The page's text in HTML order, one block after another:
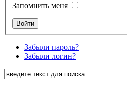
Запомнить меня
Забыли пароль?
Забыли логин?